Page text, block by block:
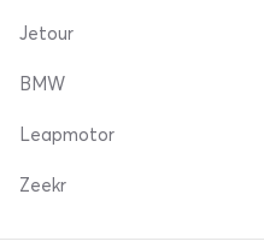
Jetour
BMW
Leapmotor
Zeekr